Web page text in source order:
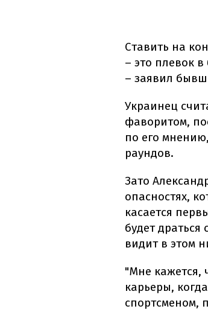
Ставить на
– это плевок
– заявил
Украинец
фаворитом,
по его
раундов.
Зато
опасностях,
касается
будет драться
видит в этом
"Мне кажется,
карьеры,
спортсменом,